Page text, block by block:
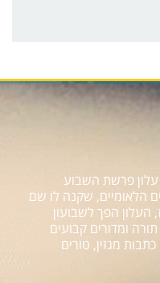
אז הוקם עלון פרשת השבוע
הלאומיים, שקנה לו שם
הפך לשבועון
ומדורים קבועים
מגזין, טורים